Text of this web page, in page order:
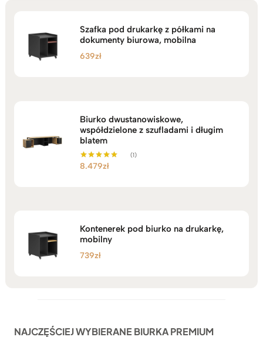
Szafka pod drukarkę z półkami na
dokumenty biurowa, mobilna
639zł
Biurko dwustanowiskowe,
współdzielone z szufladami i długim
blatem
Oceniono
(1)
8.479zł
Kontenerek pod biurko na drukarkę,
mobilny
739zł
NAJCZĘŚCIEJ WYBIERANE BIURKA PREMIUM